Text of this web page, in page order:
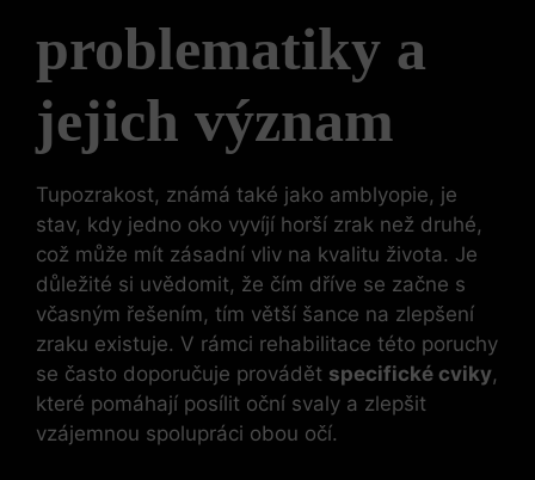
problematiky a
jejich význam
Tupozrakost, známá také jako amblyopie, je
stav, kdy jedno oko vyvíjí horší zrak než druhé,
což může mít zásadní vliv na kvalitu života. Je
důležité si uvědomit, že čím dříve se začne s
včasným řešením, tím větší šance na zlepšení
zraku existuje. V rámci rehabilitace této poruchy
se často doporučuje provádět specifické cviky,
které pomáhají posílit oční svaly a zlepšit
vzájemnou spolupráci obou očí.